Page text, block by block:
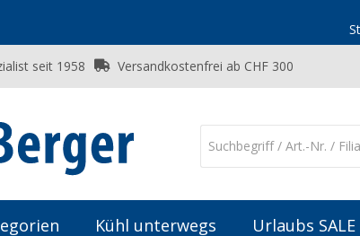
seit 1958 Versandkostenfrei ab CHF 300
Kühl unterwegs Urlaubs SALE